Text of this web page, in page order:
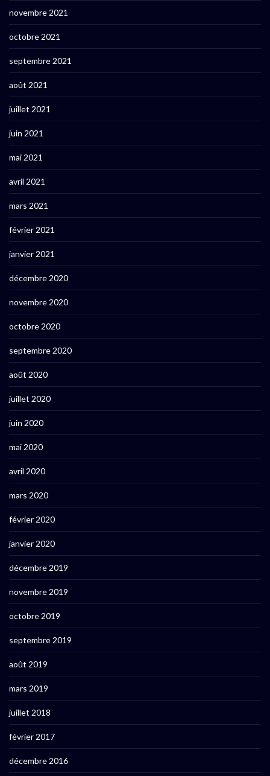
novembre 2021
octobre 2021
septembre 2021
août 2021
juillet 2021
juin 2021
mai 2021
avril 2021
mars 2021
février 2021
janvier 2021
décembre 2020
novembre 2020
octobre 2020
septembre 2020
août 2020
juillet 2020
juin 2020
mai 2020
avril 2020
mars 2020
février 2020
janvier 2020
décembre 2019
novembre 2019
octobre 2019
septembre 2019
août 2019
mars 2019
juillet 2018
février 2017
décembre 2016